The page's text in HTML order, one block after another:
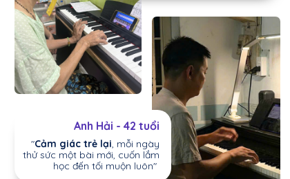
Anh Hải - 42 tuổi
"Cảm giác trẻ lại, mỗi ngày
thử sức một bài mới, cuốn lắm
học đến tối muộn luôn"